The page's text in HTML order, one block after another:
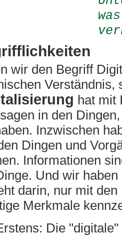
wir den Begriff
Verständnis,
hat mit
in den
Inzwischen
Dingen und
Informationen
Und wir
darin, nur mit
Merkmale
Die